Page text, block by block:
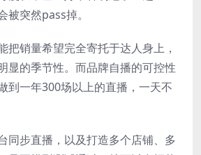
被突然pass掉。
把销量希望完全寄托于达人身上，
显的季节性。而品牌自播的可控性
到一年300场以上的直播，一天不
同步直播，以及打造多个店铺、多